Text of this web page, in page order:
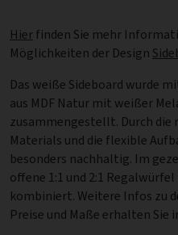
Hierfinden Sie mehr
Möglichkeiten der Design
Das weiße Sideboard wurde
aus MDF Natur mit weißer
zusammengestellt. Durch die
Materials und die flexible
besonders nachhaltig. Im
offene 1:1 und 2:1
kombiniert. Weitere Infos zu
Preise und Maße erhalten Sie